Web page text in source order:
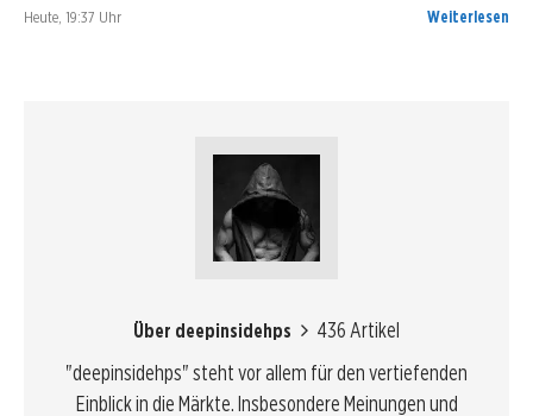
Heute, 19:37 Uhr Weiterlesen
Über deepinsidehps
436 Artikel
"deepinsidehps" steht vor allem für den vertiefenden
Einblick in die Märkte. Insbesondere Meinungen und